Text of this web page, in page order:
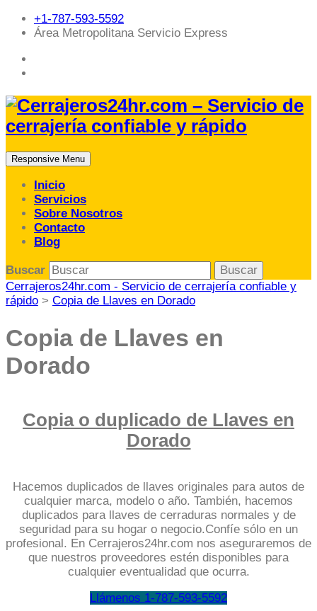
+1-787-593-5592
Área Metropolitana Servicio Express
Responsive Menu
Inicio
Servicios
Sobre Nosotros
Contacto
Blog
Buscar
Cerrajeros24hr.com - Servicio de cerrajería confiable y
rápido > Copia de Llaves en Dorado
Copia de Llaves en
Dorado
Copia o duplicado de Llaves en
Dorado
Hacemos duplicados de llaves originales para autos de
cualquier marca, modelo o año. También, hacemos
duplicados para llaves de cerraduras normales y de
seguridad para su hogar o negocio.Confíe sólo en un
profesional. En Cerrajeros24hr.com nos aseguraremos de
que nuestros proveedores estén disponibles para
cualquier eventualidad que ocurra.
Llámenos 1-787-593-5592